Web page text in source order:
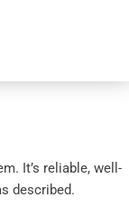
It’s reliable, well-
described.